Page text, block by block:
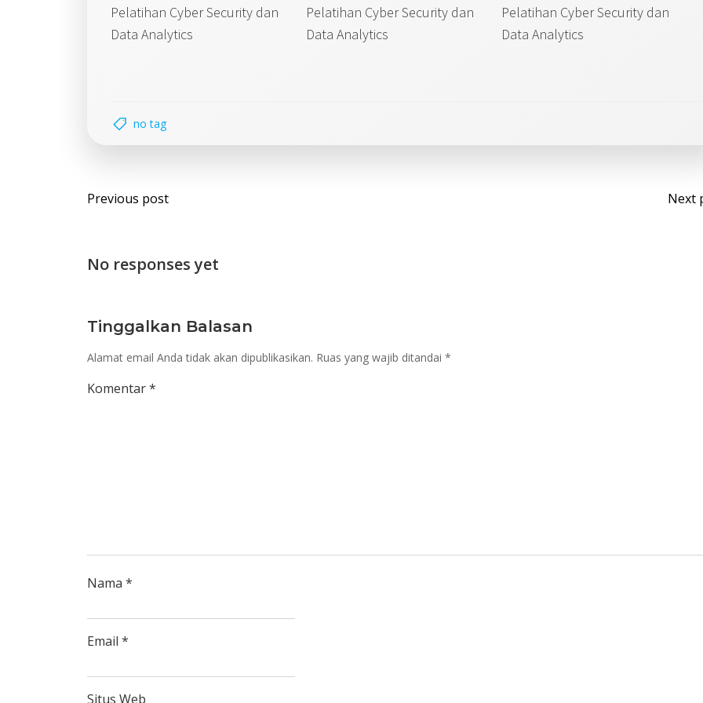
Pelatihan Cyber Security dan
Data Analytics
Pelatihan Cyber Security dan
Data Analytics
Pelatihan Cyber Security dan
Data Analytics
no tag
Post
Previous post Next
No responses yet
Tinggalkan Balasan
Alamat email Anda tidak akan dipublikasikan. Ruas yang wajib ditandai *
Komentar*
Nama *
Email *
Situs Web